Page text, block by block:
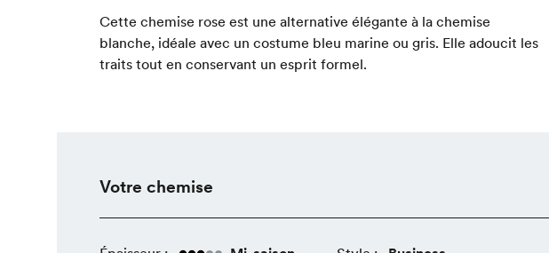
Cette chemise rose est une alternative élégante à la chemise
blanche, idéale avec un costume bleu marine ou gris. Elle adoucit les
traits tout en conservant un esprit formel.
Votre chemise